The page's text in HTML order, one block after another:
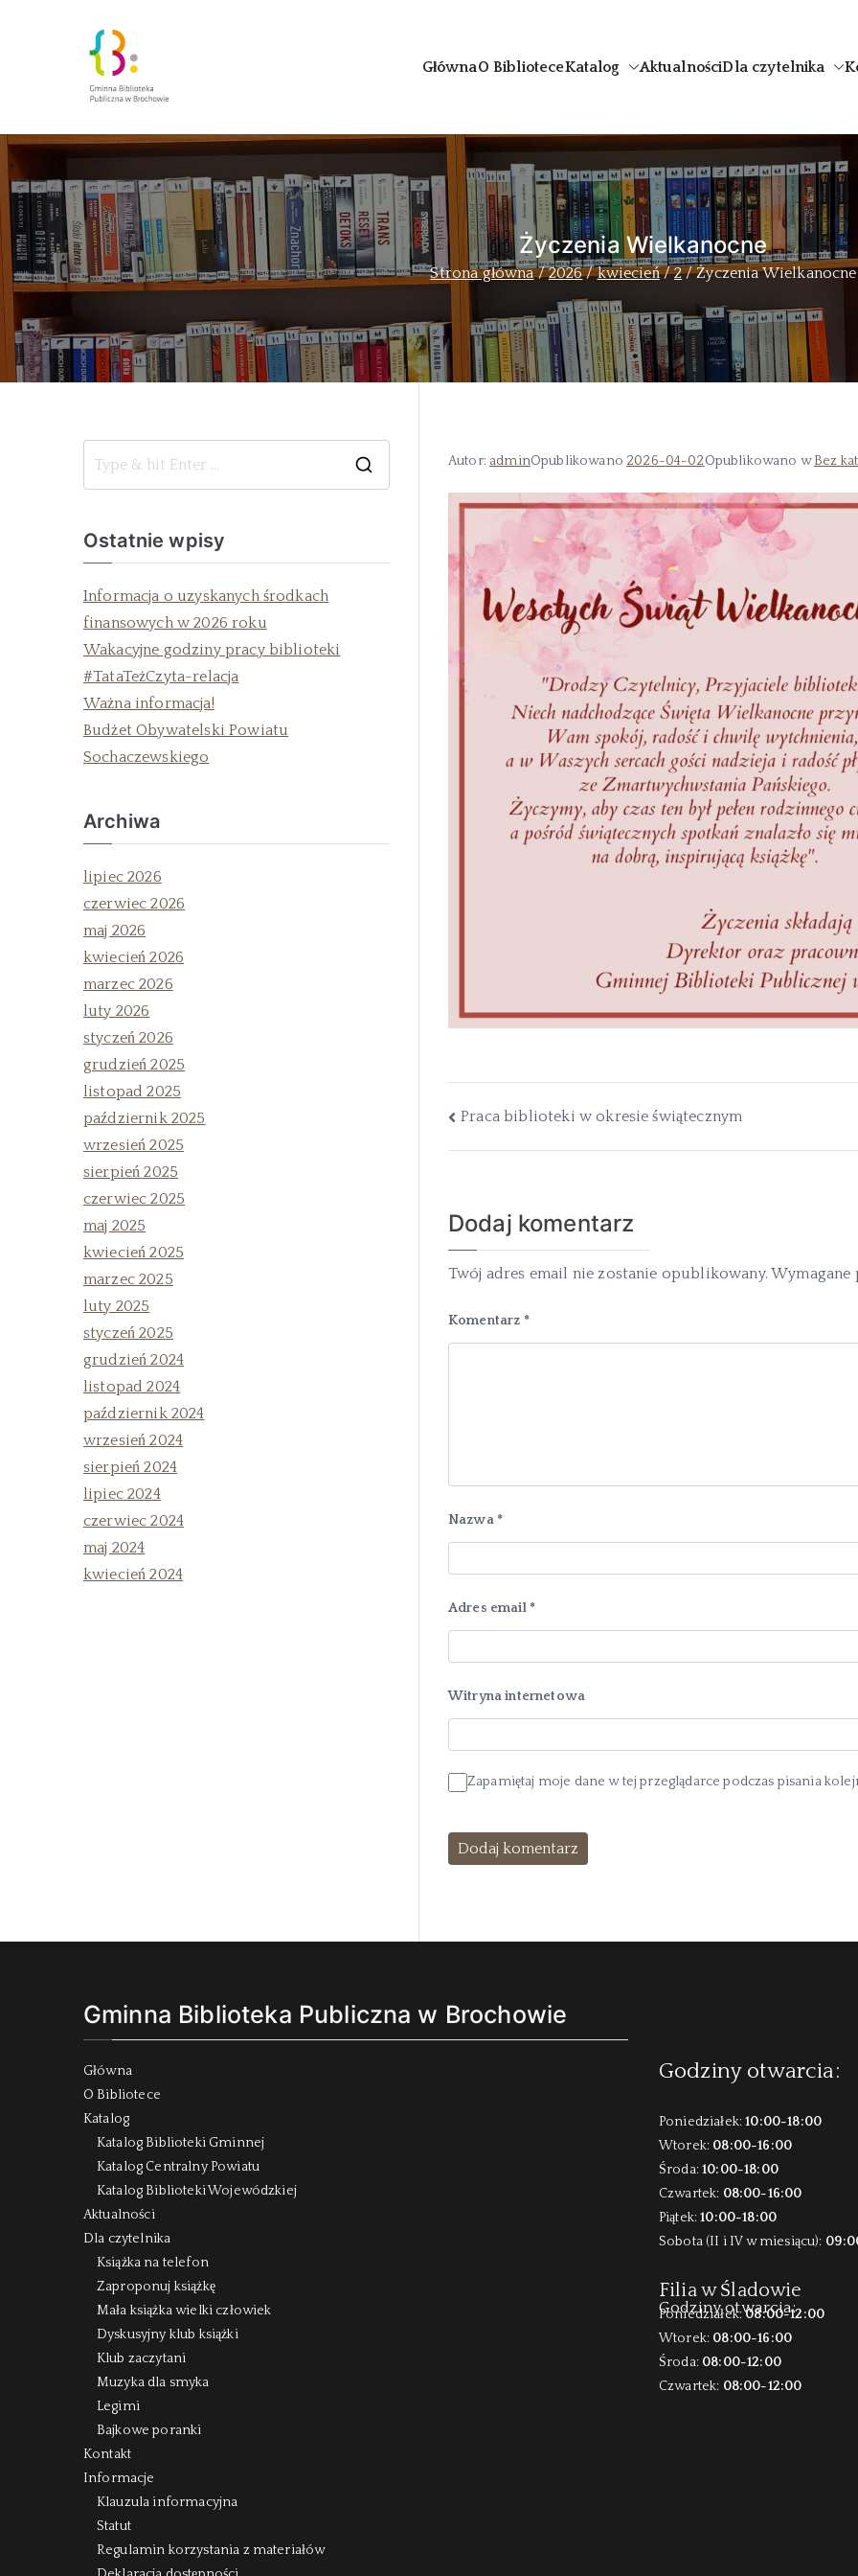
GłównaO BiblioteceKatalog AktualnościDla czytelnika
Życzenia Wielkanocne
Strona główna 2026 kwiecień 2 Życzenia Wielkanocne
Autor: adminOpublikowano 2026-04-02Opublikowano wBez
Praca biblioteki w okresie świątecznym
Dodaj komentarz
Twój adres email nie zostanie opublikowany. Wymagane
Komentarz *
Nazwa *
Adres email *
Witryna internetowa
Zapamiętaj moje dane w tej przeglądarce podczas pisania
Ostatnie wpisy
Informacja o uzyskanych środkach
finansowych w 2026 roku
Wakacyjne godziny pracy biblioteki
#TataTeżCzyta-relacja
Ważna informacja!
Budżet Obywatelski Powiatu
Sochaczewskiego
Archiwa
lipiec 2026
czerwiec 2026
maj 2026
kwiecień 2026
marzec 2026
luty 2026
styczeń 2026
grudzień 2025
listopad 2025
październik 2025
wrzesień 2025
sierpień 2025
czerwiec 2025
maj 2025
kwiecień 2025
marzec 2025
luty 2025
styczeń 2025
grudzień 2024
listopad 2024
październik 2024
wrzesień 2024
sierpień 2024
lipiec 2024
czerwiec 2024
maj 2024
kwiecień 2024
Gminna Biblioteka Publiczna w Brochowie
Główna
O Bibliotece
Katalog
Katalog Biblioteki Gminnej
Katalog Centralny Powiatu
Katalog Biblioteki Wojewódzkiej
Aktualności
Dla czytelnika
Książka na telefon
Zaproponuj książkę
Mała książka wielki człowiek
Dyskusyjny klub książki
Klub zaczytani
Muzyka dla smyka
Legimi
Bajkowe poranki
Kontakt
Informacje
Klauzula informacyjna
Statut
Regulamin korzystania z materiałów
Godziny otwarcia:
Poniedziałek:10:00-18:00
Wtorek: 08:00-16:00
Środa:10:00-18:00
Czwartek: 08:00-16:00
Piątek:10:00-18:00
Sobota (II i IV w miesiącu):
Filia w Śladowie
Godziny otwarcia:
Poniedziałek:08:00-12:00
Wtorek: 08:00-16:00
Środa: 08:00-12:00
Czwartek: 08:00-12:00